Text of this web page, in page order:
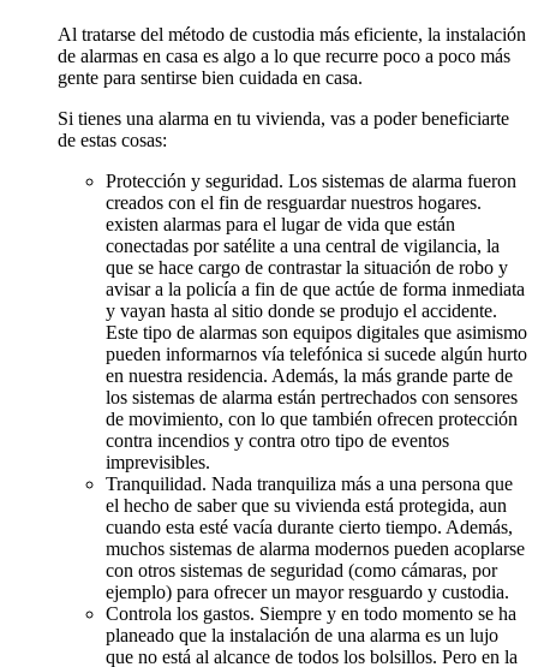
Al tratarse del método de custodia más eficiente, la instalación
de alarmas en casa es algo a lo que recurre poco a poco más
gente para sentirse bien cuidada en casa.
Si tienes una alarma en tu vivienda, vas a poder beneficiarte
de estas cosas:
Protección y seguridad. Los sistemas de alarma fueron
creados con el fin de resguardar nuestros hogares.
existen alarmas para el lugar de vida que están
conectadas por satélite a una central de vigilancia, la
que se hace cargo de contrastar la situación de robo y
avisar a la policía a fin de que actúe de forma inmediata
y vayan hasta al sitio donde se produjo el accidente.
Este tipo de alarmas son equipos digitales que asimismo
pueden informarnos vía telefónica si sucede algún hurto
en nuestra residencia. Además, la más grande parte de
los sistemas de alarma están pertrechados con sensores
de movimiento, con lo que también ofrecen protección
contra incendios y contra otro tipo de eventos
imprevisibles.
Tranquilidad. Nada tranquiliza más a una persona que
el hecho de saber que su vivienda está protegida, aun
cuando esta esté vacía durante cierto tiempo. Además,
muchos sistemas de alarma modernos pueden acoplarse
con otros sistemas de seguridad (como cámaras, por
ejemplo) para ofrecer un mayor resguardo y custodia.
Controla los gastos. Siempre y en todo momento se ha
planeado que la instalación de una alarma es un lujo
que no está al alcance de todos los bolsillos. Pero en la